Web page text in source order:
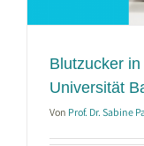
Blutzucker
Universität
Von Prof. Dr. Sabine